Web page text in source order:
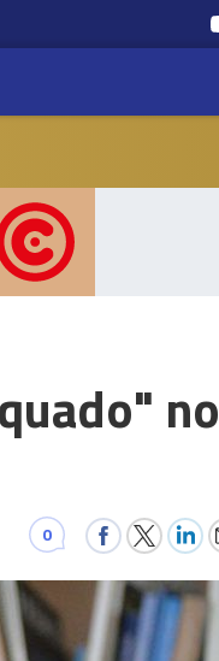
no
0